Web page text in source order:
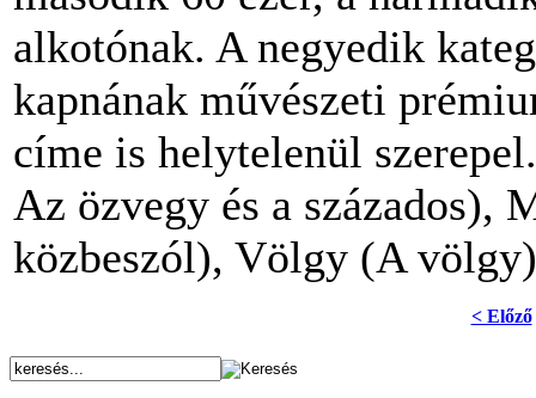
alkotónak. A negyedik
kapnának művészeti
címe is helytelenül
Az özvegy és a százados),
közbeszól), Völgy (A
< Előző